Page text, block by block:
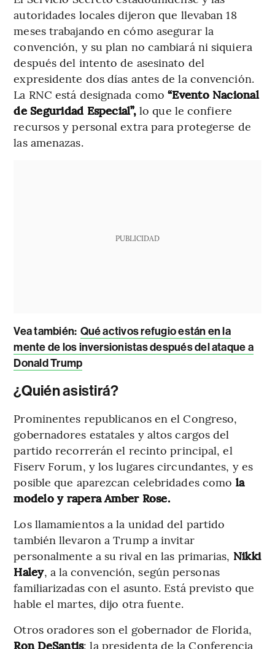
autoridades locales dijeron que llevaban 18
meses trabajando en cómo asegurar la
convención, y su plan no cambiará ni siquiera
después del intento de asesinato del
expresidente dos días antes de la convención.
La RNC está designada como“Evento Nacional
de Seguridad Especial”,lo que le confiere
recursos y personal extra para protegerse de
las amenazas.
PUBLICIDAD
Vea también: Qué activos refugio están en la
mente de los inversionistas después del ataque a
Donald Trump
¿Quién asistirá?
Prominentes republicanos en el Congreso,
gobernadores estatales y altos cargos del
partido recorrerán el recinto principal, el
Fiserv Forum, y los lugares circundantes, y es
posible que aparezcan celebridades como la
modelo y rapera Amber Rose.
Los llamamientos a la unidad del partido
también llevaron a Trump a invitar
personalmente a su rival en las primarias, Nikki
Haley, a la convención, según personas
familiarizadas con el asunto. Está previsto que
hable el martes, dijo otra fuente.
Otros oradores son el gobernador de Florida,
Ron DeSantis; la presidenta de la Conferencia